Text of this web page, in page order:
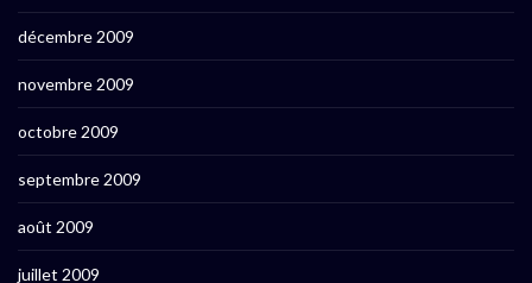
décembre 2009
novembre 2009
octobre 2009
septembre 2009
août 2009
juillet 2009